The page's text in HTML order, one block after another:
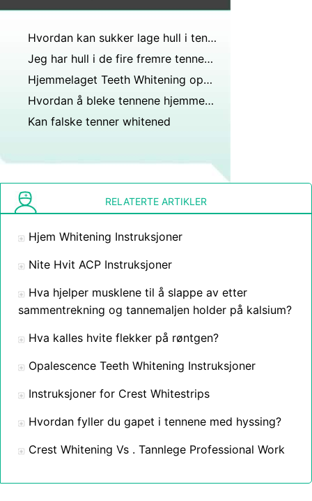
Hvordan kan sukker lage hull i tennene dine?
Jeg har hull i de fire fremre tennene....hva skal jeg bruke for å fjerne de mellom tennene.....?
Hjemmelaget Teeth Whitening oppskrifter
Hvordan å bleke tennene hjemme med peroxide
Kan falske tenner whitened
RELATERTE ARTIKLER
Hjem Whitening Instruksjoner
Nite Hvit ACP Instruksjoner
Hva hjelper musklene til å slappe av etter
sammentrekning og tannemaljen holder på kalsium?
Hva kalles hvite flekker på røntgen?
Opalescence Teeth Whitening Instruksjoner
Instruksjoner for Crest Whitestrips
Hvordan fyller du gapet i tennene med hyssing?
Crest Whitening Vs . Tannlege Professional Work